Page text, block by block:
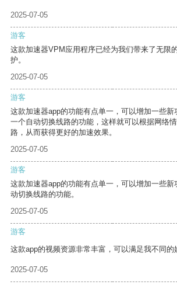
2025-07-05
游客
这款加速器VPM应用程序已经为我们带来了无限
护。
2025-07-05
游客
这款加速器app的功能有点单一，可以增加一些新
一个自动切换线路的功能，这样就可以根据网络
路，从而获得更好的加速效果。
2025-07-05
游客
这款加速器app的功能有点单一，可以增加一些新
动切换线路的功能。
2025-07-05
游客
这款app的视频资源非常丰富，可以满足我不同的
2025-07-05